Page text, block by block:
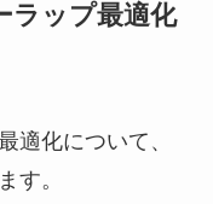
ラップ最適化
適化について、
す。